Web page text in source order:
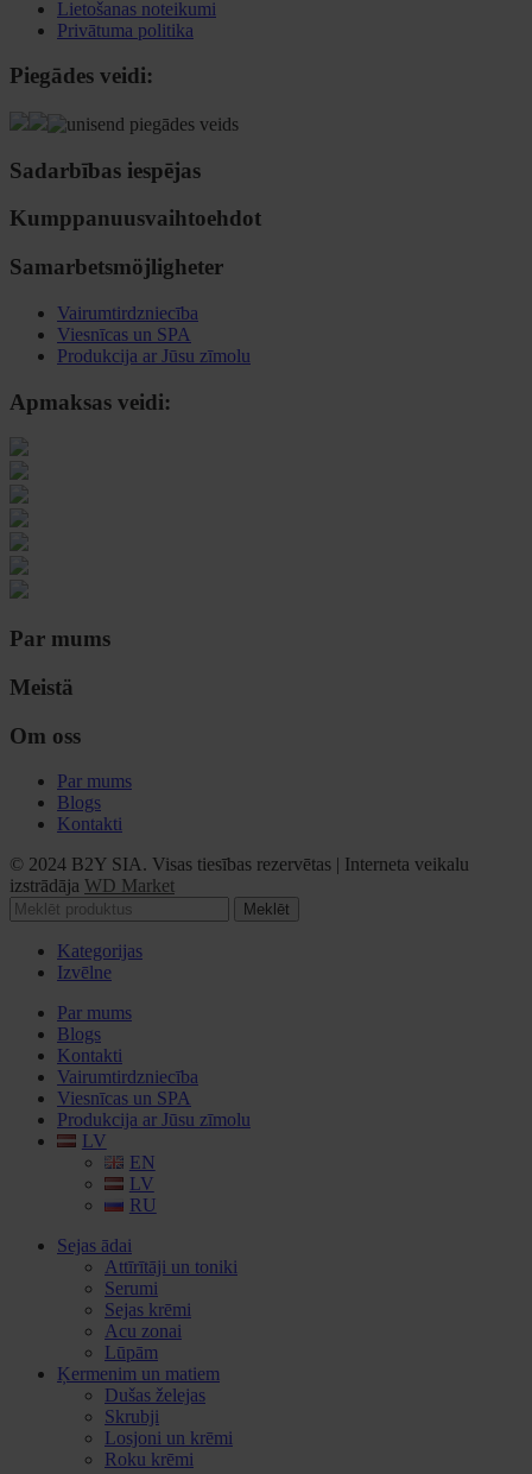
Lietošanas noteikumi
Privātuma politika
Piegādes veidi:
Sadarbības iespējas
Kumppanuusvaihtoehdot
Samarbetsmöjligheter
Vairumtirdzniecība
Viesnīcas un SPA
Produkcija ar Jūsu zīmolu
Apmaksas veidi:
Par mums
Meistä
Om oss
Par mums
Blogs
Kontakti
© 2024 B2Y SIA. Visas tiesības rezervētas | Interneta veikalu
izstrādāja WD Market
Meklēt
Kategorijas
Izvēlne
Par mums
Blogs
Kontakti
Vairumtirdzniecība
Viesnīcas un SPA
Produkcija ar Jūsu zīmolu
LV
EN
LV
RU
Sejas ādai
Attīrītāji un toniki
Serumi
Sejas krēmi
Acu zonai
Lūpām
Ķermenim un matiem
Dušas želejas
Skrubji
Losjoni un krēmi
Roku krēmi